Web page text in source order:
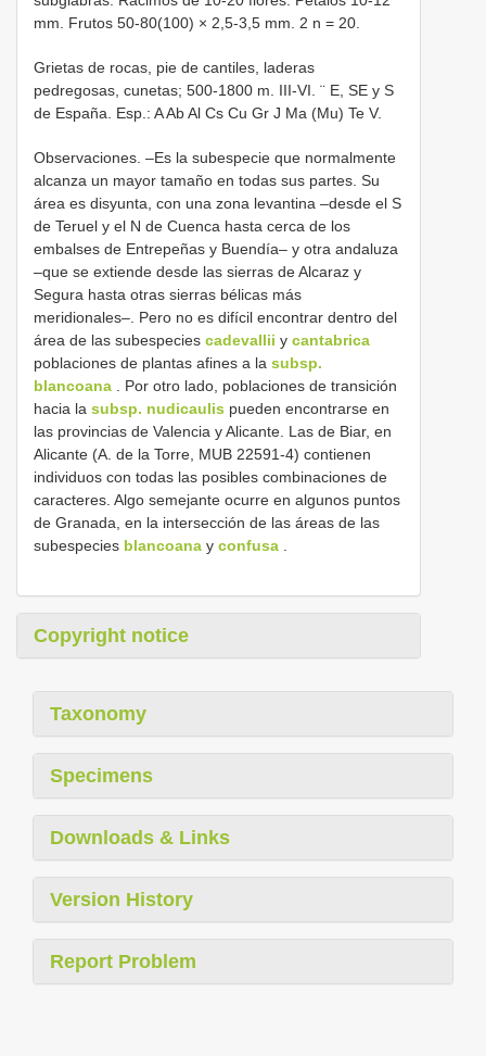
mm. Frutos 50-80(100) × 2,5-3,5 mm. 2 n = 20.
Grietas de rocas, pie de cantiles, laderas
pedregosas, cunetas; 500-1800 m. III-VI. ¨ E, SE y S
de España. Esp.: A Ab Al Cs Cu Gr J Ma (Mu) Te V.
Observaciones. –Es la subespecie que normalmente
alcanza un mayor tamaño en todas sus partes. Su
área es disyunta, con una zona levantina –desde el S
de Teruel y el N de Cuenca hasta cerca de los
embalses de Entrepeñas y Buendía– y otra andaluza
–que se extiende desde las sierras de Alcaraz y
Segura hasta otras sierras bélicas más
meridionales–. Pero no es difícil encontrar dentro del
área de las subespecies cadevallii y cantabrica
poblaciones de plantas afines a la subsp.
blancoana . Por otro lado, poblaciones de transición
hacia la subsp. nudicaulis pueden encontrarse en
las provincias de Valencia y Alicante. Las de Biar, en
Alicante (A. de la Torre, MUB 22591-4) contienen
individuos con todas las posibles combinaciones de
caracteres. Algo semejante ocurre en algunos puntos
de Granada, en la intersección de las áreas de las
subespecies blancoana y confusa
Copyright notice
Taxonomy
Specimens
Downloads & Links
Version History
Report Problem